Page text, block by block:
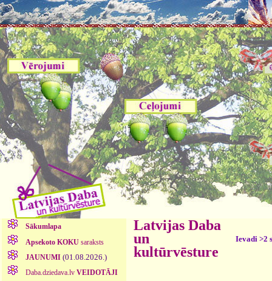
Sākumlapa
Apsekoto KOKUsaraksts
JAUNUMI (01.08.2026.)
Daba.dziedava.lv VEIDOTĀJI
Latvijas Daba
un
kultūrvēsture
Ievadi >2